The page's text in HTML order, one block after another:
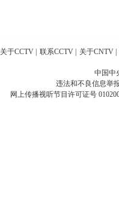
关于CCTV 联系CCTV 关于CNTV
中国中
违法和不良信息举
网上传播视听节目许可证号